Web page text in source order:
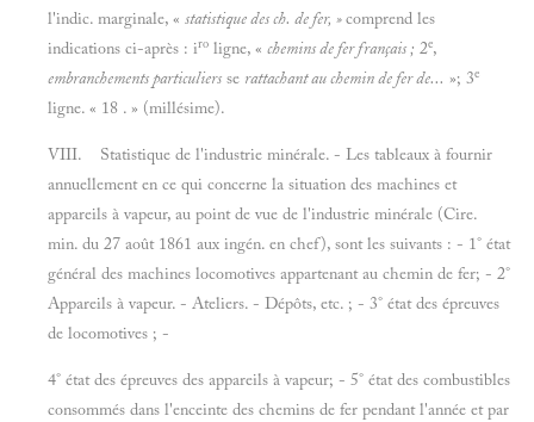
l'indic. marginale, « statistique des ch. de fer, »comprend les
indications ci-après : iro ligne, « chemins de fer français ; 2e,
embranchements particuliers se rattachant au chemin de fer de... »; 3e
ligne. « 18 . » (millésime).
VIII. Statistique de l'industrie minérale. - Les tableaux à fournir
annuellement en ce qui concerne la situation des machines et
appareils à vapeur, au point de vue de l'industrie minérale (Cire.
min. du 27 août 1861 aux ingén. en chef), sont les suivants : - 1° état
général des machines locomotives appartenant au chemin de fer; - 2°
Appareils à vapeur. - Ateliers. - Dépôts, etc. ; - 3° état des épreuves
de locomotives ; -
4° état des épreuves des appareils à vapeur; - 5° état des combustibles
consommés dans l'enceinte des chemins de fer pendant l'année et par